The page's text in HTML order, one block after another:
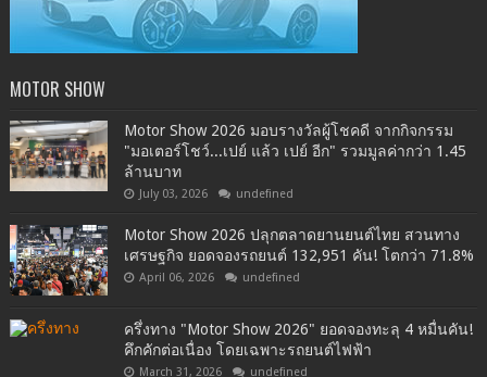
MOTOR SHOW
Motor Show 2026 มอบรางวัลผู้โชคดี จากกิจกรรม
"มอเตอร์โชว์...เปย์ แล้ว เปย์ อีก" รวมมูลค่ากว่า 1.45
ล้านบาท
July 03, 2026 undefined
Motor Show 2026 ปลุกตลาดยานยนต์ไทย สวนทาง
เศรษฐกิจ ยอดจองรถยนต์ 132,951 คัน! โตกว่า 71.8%
April 06, 2026 undefined
ครึ่งทาง "Motor Show 2026" ยอดจองทะลุ 4 หมื่นคัน!
คึกคักต่อเนื่อง โดยเฉพาะรถยนต์ไฟฟ้า
March 31, 2026 undefined